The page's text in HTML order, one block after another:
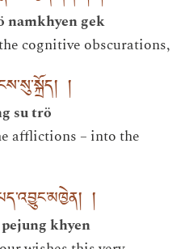
namkhyen gek
cognitive obscurations,
།
su trö
afflictions – into the
།
khyen